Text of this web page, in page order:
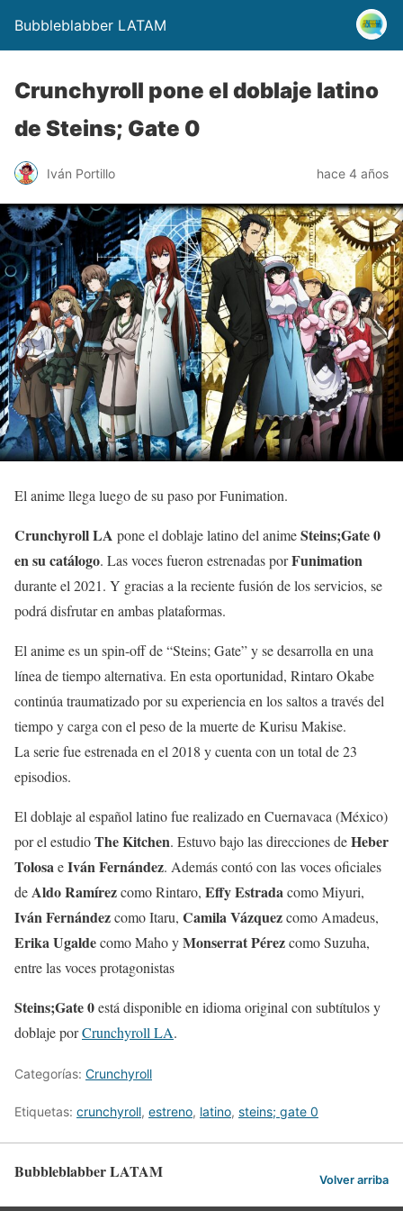
Bubbleblabber LATAM
Crunchyroll pone el doblaje latino
de Steins; Gate 0
Iván Portillo hace 4 años
El anime llega luego de su paso por Funimation.
Crunchyroll LA pone el doblaje latino del animeSteins;Gate 0
en su catálogo. Las voces fueron estrenadas porFunimation
durante el 2021. Y gracias a la reciente fusión de los servicios, se
podrá disfrutar en ambas plataformas.
El anime es un spin-off de “Steins; Gate” y se desarrolla en una
línea de tiempo alternativa. En esta oportunidad, Rintaro Okabe
continúa traumatizado por su experiencia en los saltos a través del
tiempo y carga con el peso de la muerte de Kurisu Makise.
La serie fue estrenada en el 2018 y cuenta con un total de 23
episodios.
El doblaje al español latino fue realizado en Cuernavaca (México)
por el estudioThe Kitchen. Estuvo bajo las direcciones deHeber
Tolosa eIván Fernández. Además contó con las voces oficiales
de Aldo Ramírezcomo Rintaro, Effy Estrada como Miyuri,
Iván Fernándezcomo Itaru, Camila Vázquezcomo Amadeus,
Erika Ugaldecomo Maho yMonserrat Pérezcomo Suzuha,
entre las voces protagonistas
Steins;Gate 0está disponible en idioma original con subtítulos y
doblaje porCrunchyroll LA.
Categorías: Crunchyroll
Etiquetas: crunchyroll, estreno, latino, steins; gate 0
Bubbleblabber LATAM Volver arriba